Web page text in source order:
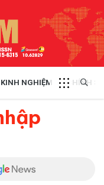
NGHIỆM CHÍNH